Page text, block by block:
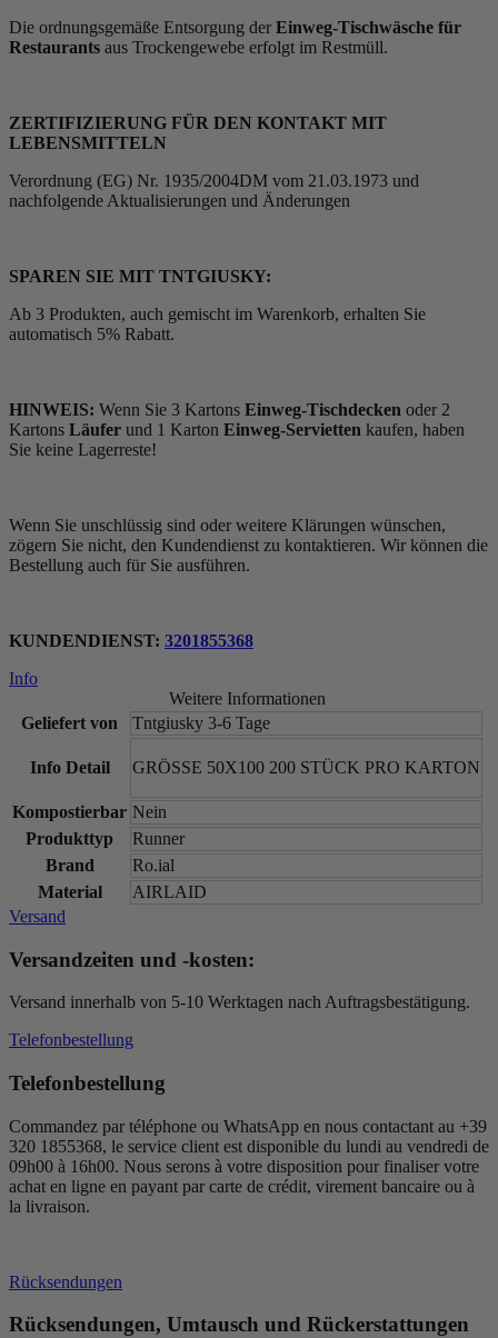
Die ordnungsgemäße Entsorgung der Einweg-Tischwäsche für
Restaurants aus Trockengewebe erfolgt im Restmüll.
ZERTIFIZIERUNG FÜR DEN KONTAKT MIT
LEBENSMITTELN
Verordnung (EG) Nr. 1935/2004DM vom 21.03.1973 und
nachfolgende Aktualisierungen und Änderungen
SPAREN SIE MIT TNTGIUSKY:
Ab 3 Produkten, auch gemischt im Warenkorb, erhalten Sie
automatisch 5% Rabatt.
HINWEIS: Wenn Sie 3 Kartons Einweg-Tischdecken oder 2
Kartons Läufer und 1 Karton Einweg-Servietten kaufen, haben
Sie keine Lagerreste!
Wenn Sie unschlüssig sind oder weitere Klärungen wünschen,
zögern Sie nicht, den Kundendienst zu kontaktieren. Wir können die
Bestellung auch für Sie ausführen.
KUNDENDIENST: 3201855368
Info
Weitere Informationen
Geliefert von
Tntgiusky 3-6 Tage
Info Detail GRÖSSE 50X100 200 STÜCK PRO KARTON
Kompostierbar Nein
Produkttyp
Runner
Brand
Ro.ial
Material
AIRLAID
Versand
Versandzeiten und -kosten:
Versand innerhalb von 5-10 Werktagen nach Auftragsbestätigung.
Telefonbestellung
Telefonbestellung
Commandez par téléphone ou WhatsApp en nous contactant au +39
320 1855368, le service client est disponible du lundi au vendredi de
09h00 à 16h00. Nous serons à votre disposition pour finaliser votre
achat en ligne en payant par carte de crédit, virement bancaire ou à
la livraison.
Rücksendungen
Rücksendungen, Umtausch und Rückerstattungen